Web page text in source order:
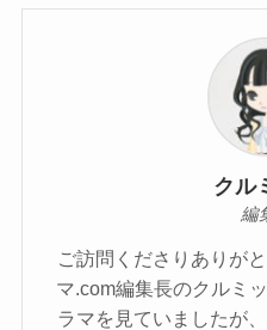
クル
編
ご訪問くださりありが
マ.com編集長のクルミ
ラマを見ていましたが